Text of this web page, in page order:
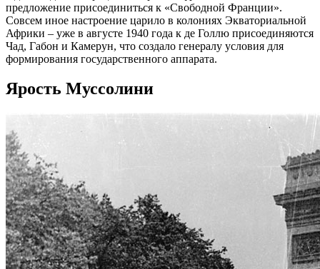
предложение присоединиться к «Свободной Франции».
Совсем иное настроение царило в колониях Экваториальной
Африки – уже в августе 1940 года к де Голлю присоединяются
Чад, Габон и Камерун, что создало генералу условия для
формирования государственного аппарата.
Ярость Муссолини